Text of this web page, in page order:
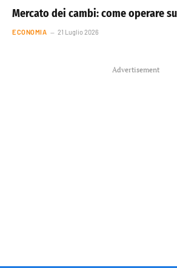
Mercato dei cambi: come operare
ECONOMIA 21 Luglio 2026
Advertisement